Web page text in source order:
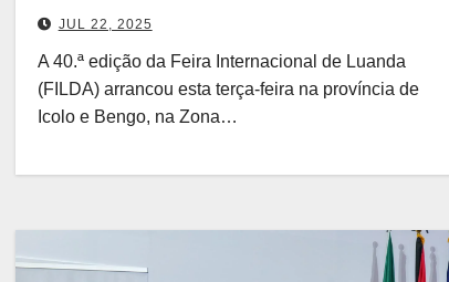
JUL 22, 2025
A 40.ª edição da Feira Internacional de Luanda
(FILDA) arrancou esta terça-feira na província de
Icolo e Bengo, na Zona…